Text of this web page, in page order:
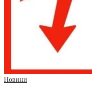
Новини